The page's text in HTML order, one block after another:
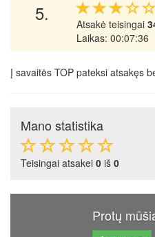
5. Atsakė teisingai
Laikas: 00:07:36
Į savaitės TOP pateksi atsakęs
Mano statistika
Teisingai atsakei 0 iš 0
Protų